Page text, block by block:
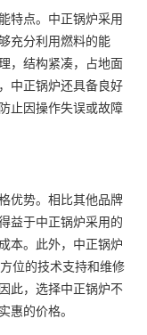
特点。中正锅炉采用
充分利用燃料的能
，结构紧凑，占地面
中正锅炉还具备良好
止因操作失误或故障
优势。相比其他品牌
益于中正锅炉采用的
本。此外，中正锅炉
位的技术支持和维修
此，选择中正锅炉不
惠的价格。